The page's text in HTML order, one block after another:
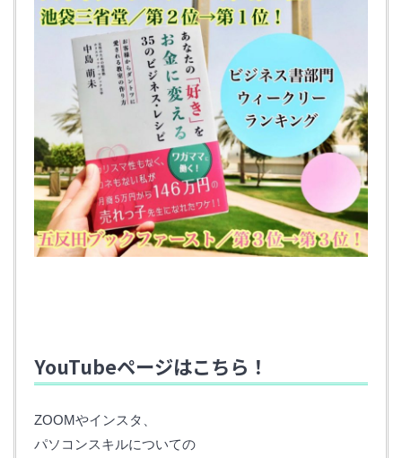
YouTubeページはこちら！
ZOOMやインスタ、
パソコンスキルについての